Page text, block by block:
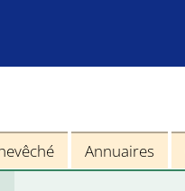
Annuaires